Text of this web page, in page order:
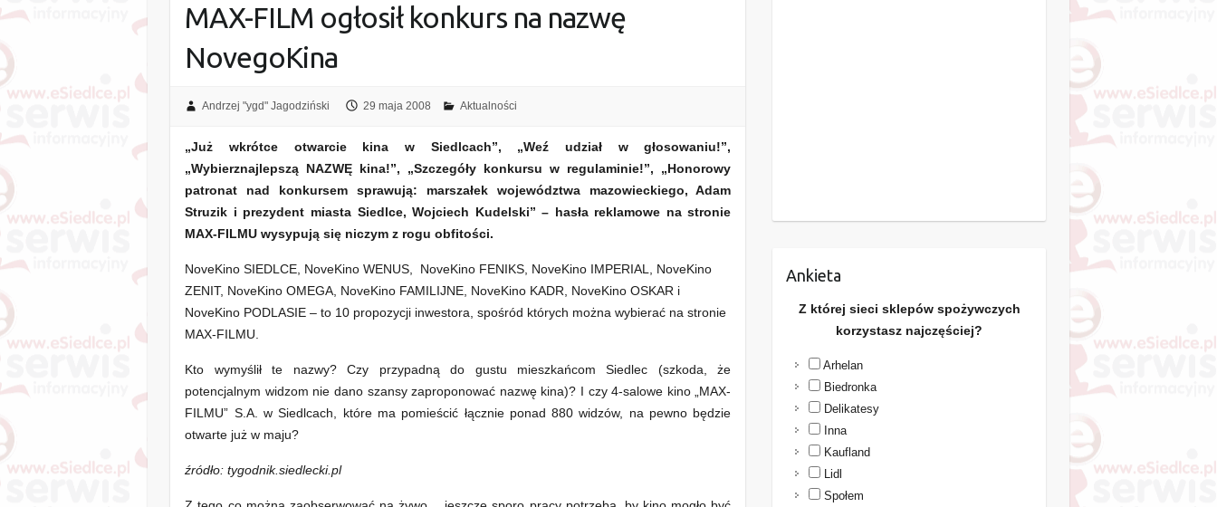
MAX-FILM ogłosił konkurs na nazwę
NovegoKina
Andrzej "ygd" Jagodziński 29 maja 2008 Aktualności
„Już wkrótce otwarcie kina w Siedlcach”, „Weź udział w głosowaniu!”,
„Wybierznajlepszą NAZWĘ kina!”, „Szczegóły konkursu w regulaminie!”, „Honorowy
patronat nad konkursem sprawują: marszałek województwa mazowieckiego, Adam
Struzik i prezydent miasta Siedlce, Wojciech Kudelski” – hasła reklamowe na stronie
MAX-FILMU wysypują się niczym z rogu obfitości.
NoveKino SIEDLCE, NoveKino WENUS, NoveKino FENIKS, NoveKino IMPERIAL, NoveKino
ZENIT, NoveKino OMEGA, NoveKino FAMILIJNE, NoveKino KADR, NoveKino OSKAR i
NoveKino PODLASIE – to 10 propozycji inwestora, spośród których można wybierać na stronie
MAX-FILMU.
Kto wymyślił te nazwy? Czy przypadną do gustu mieszkańcom Siedlec (szkoda, że
potencjalnym widzom nie dano szansy zaproponować nazwę kina)? I czy 4-salowe kino „MAX-
FILMU” S.A. w Siedlcach, które ma pomieścić łącznie ponad 880 widzów, na pewno będzie
otwarte już w maju?
źródło: tygodnik.siedlecki.pl
Ankieta
Z której sieci sklepów spożywczych
korzystasz najczęściej?
Arhelan
Biedronka
Delikatesy
Inna
Kaufland
Lidl
Społem